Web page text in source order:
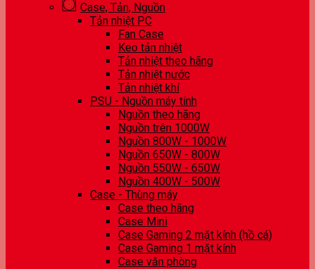
Case, Tản, Nguồn
Tản nhiệt PC
Fan Case
Keo tản nhiệt
Tản nhiệt theo hãng
Tản nhiệt nước
Tản nhiệt khí
PSU - Nguồn máy tính
Nguồn theo hãng
Nguồn trên 1000W
Nguồn 800W - 1000W
Nguồn 650W - 800W
Nguồn 550W - 650W
Nguồn 400W - 500W
Case - Thùng máy
Case theo hãng
Case Mini
Case Gaming 2 mặt kính (hồ cá)
Case Gaming 1 mặt kính
Case văn phòng